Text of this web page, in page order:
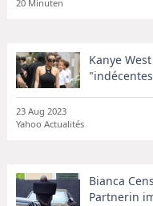
20 Minuten
Kanye
23 Aug 2023
Yahoo Actualités
Bianca
Partnerin